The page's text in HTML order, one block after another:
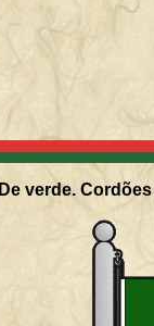
De verde.